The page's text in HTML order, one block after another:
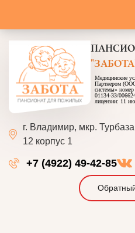
Медицинские
Партнером
системы»
01134-33/
лицензии: 11
г. Владимир, мкр.
12 корпус 1
+7 (4922) 49-42-85